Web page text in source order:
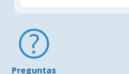
Preguntas